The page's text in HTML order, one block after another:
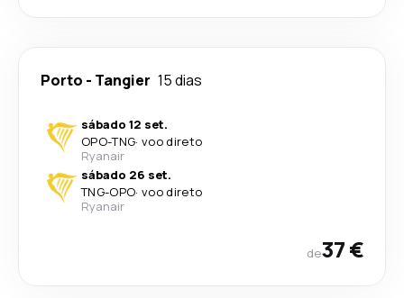
Porto - Tangier 15 dias
sábado 12 set.
OPO-TNG· voo direto
Ryanair
sábado 26 set.
TNG-OPO· voo direto
Ryanair
de37 €